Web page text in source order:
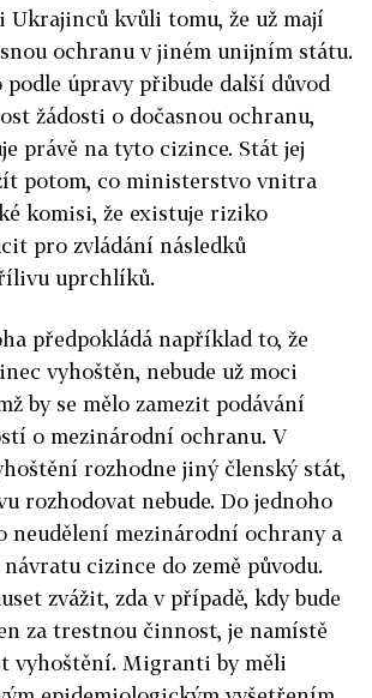
Ukrajinců kvůli tomu, že už mají
ochranu v jiném unijním státu.
úpravy přibude další důvod
žádosti o dočasnou ochranu,
právě na tyto cizince. Stát jej
potom, co ministerstvo vnitra
komisi, že existuje riziko
pro zvládání následků
uprchlíků.
předpokládá například to, že
vyhoštěn, nebude už moci
by se mělo zamezit podávání
o mezinárodní ochranu. V
rozhodne jiný členský stát,
rozhodovat nebude. Do jednoho
neudělení mezinárodní ochrany a
cizince do země původu.
zvážit, zda v případě, kdy bude
za trestnou činnost, je namístě
vyhoštění. Migranti by měli